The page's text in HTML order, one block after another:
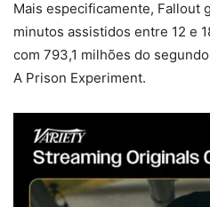
Mais especificamente, Fallout
minutos assistidos entre 12 e
com 793,1 milhões do
A Prison Experiment.